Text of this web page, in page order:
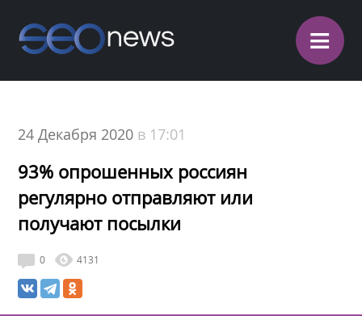
≡
24 Декабря 2020 в 17:01
93% опрошенных россиян
регулярно отправляют или
получают посылки
0 4131